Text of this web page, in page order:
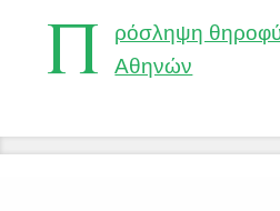
Π
ρόσληψη
Αθηνών